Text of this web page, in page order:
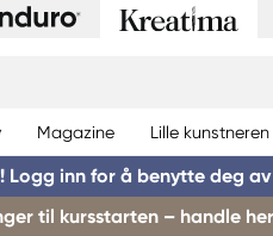
Magazine Lille kunstneren
Logg inn for å benytte deg
til kursstarten – handle